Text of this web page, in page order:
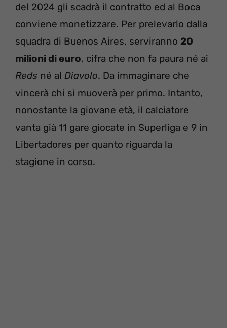
del 2024 gli scadrà il contratto ed al Boca
conviene monetizzare. Per prelevarlo dalla
squadra di Buenos Aires, serviranno 20
milioni di euro, cifra che non fa paura né ai
Reds né al Diavolo. Da immaginare che
vincerà chi si muoverà per primo. Intanto,
nonostante la giovane età, il calciatore
vanta già 11 gare giocate in Superliga e 9 in
Libertadores per quanto riguarda la
stagione in corso.